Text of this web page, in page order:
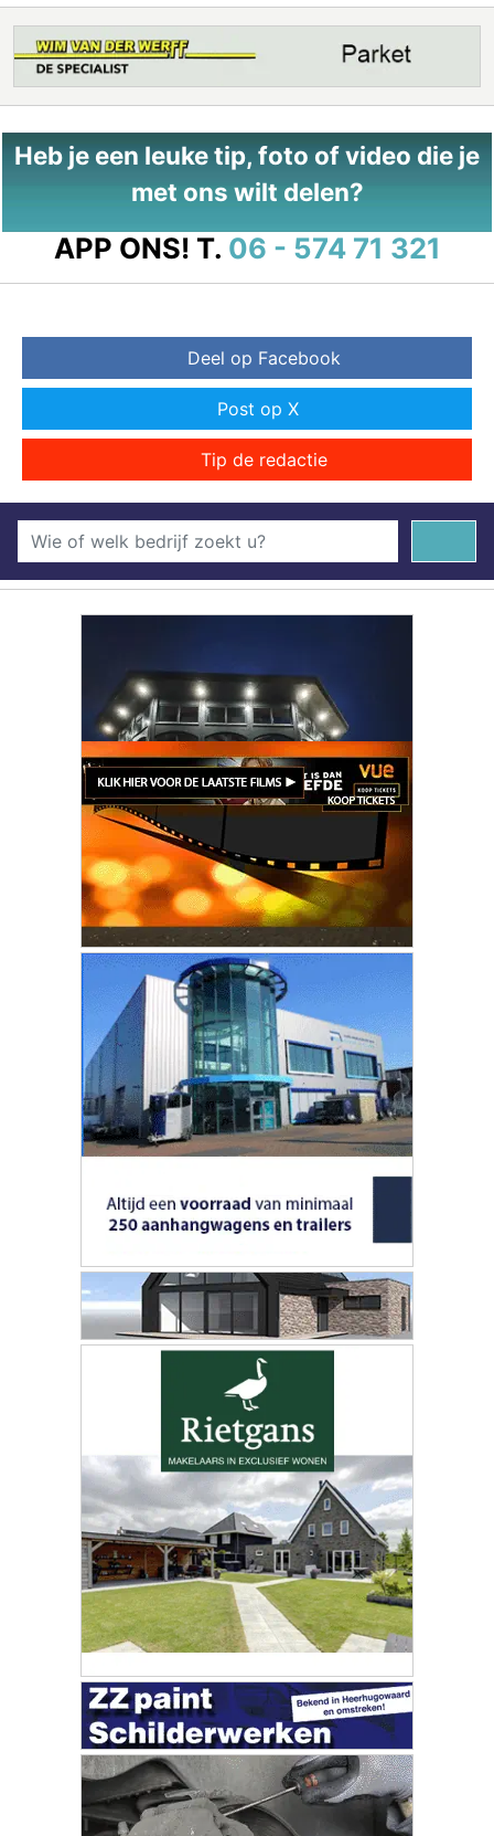
Heb je een leuke tip, foto of video die je
met ons wilt delen?
APP ONS! T. 06 - 574 71 321
Deel op Facebook
Post op X
Tip de redactie